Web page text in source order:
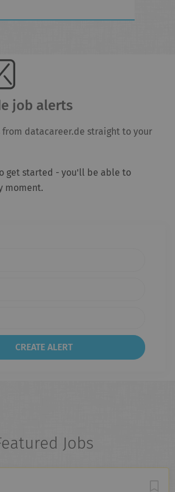
job alerts
from datacareer.de straight to your
get started - you'll be able to
moment.
Jobs